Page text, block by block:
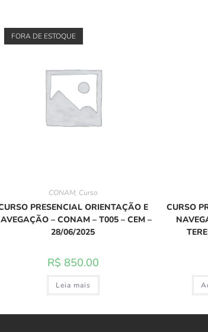
FORA DE ESTOQUE
CONAM, Curso
PRESENCIAL ORIENTAÇÃO E
– CONAM – T005 – CEM –
28/06/2025
R$ 850.00
Leia mais
CURSO